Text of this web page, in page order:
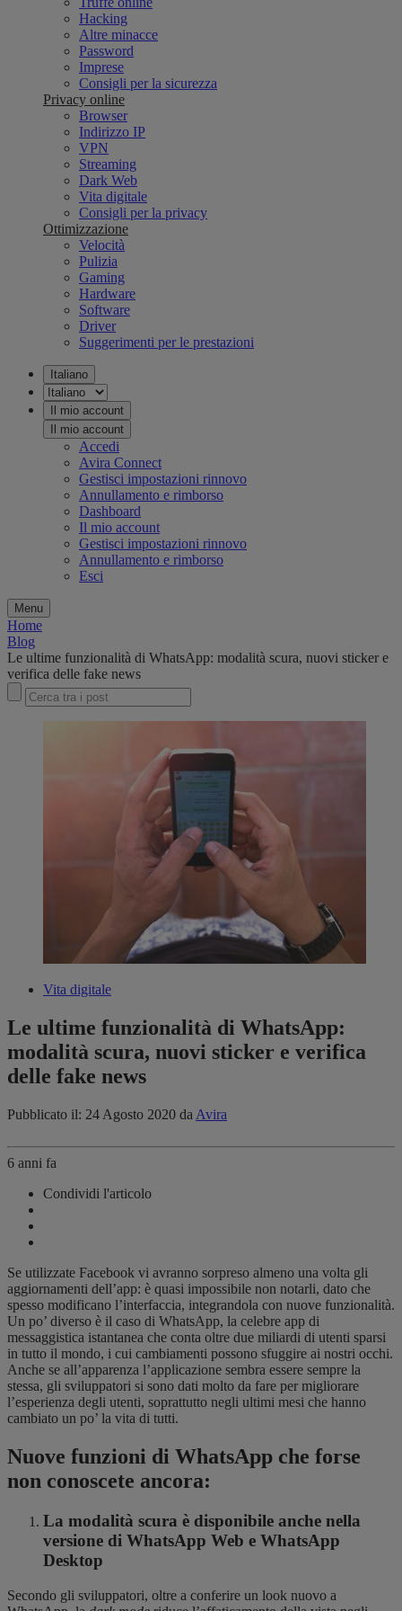
Hacking
Altre minacce
Password
Imprese
Consigli per la sicurezza
Privacy online
Browser
Indirizzo IP
VPN
Streaming
Dark Web
Vita digitale
Consigli per la privacy
Ottimizzazione
Velocità
Pulizia
Gaming
Hardware
Software
Driver
Suggerimenti per le prestazioni
Italiano
Il mio account
Il mio account
Accedi
Avira Connect
Gestisci impostazioni rinnovo
Annullamento e rimborso
Dashboard
Il mio account
Gestisci impostazioni rinnovo
Annullamento e rimborso
Esci
Menu
Home
Blog
Le ultime funzionalità di WhatsApp: modalità scura, nuovi sticker e
verifica delle fake news
Vita digitale
Le ultime funzionalità di WhatsApp:
modalità scura, nuovi sticker e verifica
delle fake news
Pubblicato il: 24 Agosto 2020 da Avira
6 anni fa
Condividi l'articolo
Se utilizzate Facebook vi avranno sorpreso almeno una volta gli
aggiornamenti dell’app: è quasi impossibile non notarli, dato che
spesso modificano l’interfaccia, integrandola con nuove funzionalità.
Un po’ diverso è il caso di WhatsApp, la celebre app di
messaggistica istantanea che conta oltre due miliardi di utenti sparsi
in tutto il mondo, i cui cambiamenti possono sfuggire ai nostri occhi.
Anche se all’apparenza l’applicazione sembra essere sempre la
stessa, gli sviluppatori si sono dati molto da fare per migliorare
l’esperienza degli utenti, soprattutto negli ultimi mesi che hanno
cambiato un po’ la vita di tutti.
Nuove funzioni di WhatsApp che forse
non conoscete ancora:
La modalità scura è disponibile anche nella
versione di WhatsApp Web e WhatsApp
Desktop
Secondo gli sviluppatori, oltre a conferire un look nuovo a